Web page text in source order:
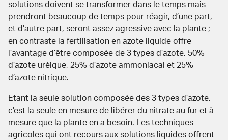
solutions doivent se transformer dans le temps mais
prendront beaucoup de temps pour réagir, d’une part,
et d’autre part, seront assez agressive avec la plante ;
en contraste la fertilisation en azote liquide offre
l’avantage d’être composée de 3 types d’azote, 50%
d’azote uréique, 25% d’azote ammoniacal et 25%
d’azote nitrique.
Etant la seule solution composée des 3 types d’azote,
c’est la seule en mesure de libérer du nitrate au fur et à
mesure que la plante en a besoin. Les techniques
agricoles qui ont recours aux solutions liquides offrent